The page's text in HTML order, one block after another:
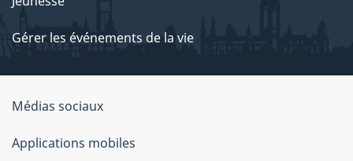
Gérer les événements de la vie
Organisation
du
Médias sociaux
Applications mobiles